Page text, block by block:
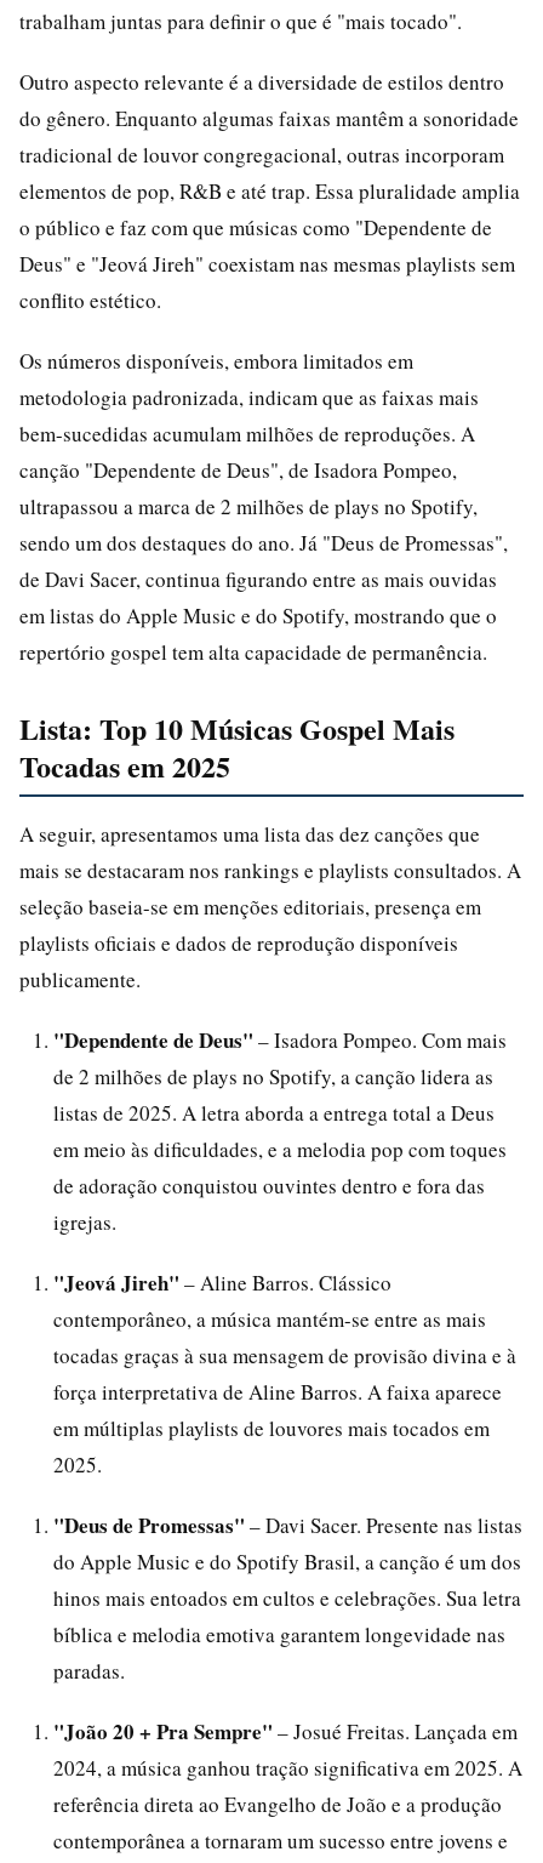
trabalham juntas para definir o que é "mais tocado".
Outro aspecto relevante é a diversidade de estilos dentro
do gênero. Enquanto algumas faixas mantêm a sonoridade
tradicional de louvor congregacional, outras incorporam
elementos de pop, R&B e até trap. Essa pluralidade amplia
o público e faz com que músicas como "Dependente de
Deus" e "Jeová Jireh" coexistam nas mesmas playlists sem
conflito estético.
Os números disponíveis, embora limitados em
metodologia padronizada, indicam que as faixas mais
bem-sucedidas acumulam milhões de reproduções. A
canção "Dependente de Deus", de Isadora Pompeo,
ultrapassou a marca de 2 milhões de plays no Spotify,
sendo um dos destaques do ano. Já "Deus de Promessas",
de Davi Sacer, continua figurando entre as mais ouvidas
em listas do Apple Music e do Spotify, mostrando que o
repertório gospel tem alta capacidade de permanência.
Lista: Top 10 Músicas Gospel Mais
Tocadas em 2025
A seguir, apresentamos uma lista das dez canções que
mais se destacaram nos rankings e playlists consultados. A
seleção baseia-se em menções editoriais, presença em
playlists oficiais e dados de reprodução disponíveis
publicamente.
"Dependente de Deus" – Isadora Pompeo. Com mais
de 2 milhões de plays no Spotify, a canção lidera as
listas de 2025. A letra aborda a entrega total a Deus
em meio às dificuldades, e a melodia pop com toques
de adoração conquistou ouvintes dentro e fora das
igrejas.
"Jeová Jireh" – Aline Barros. Clássico
contemporâneo, a música mantém-se entre as mais
tocadas graças à sua mensagem de provisão divina e à
força interpretativa de Aline Barros. A faixa aparece
em múltiplas playlists de louvores mais tocados em
2025.
"Deus de Promessas" – Davi Sacer. Presente nas listas
do Apple Music e do Spotify Brasil, a canção é um dos
hinos mais entoados em cultos e celebrações. Sua letra
bíblica e melodia emotiva garantem longevidade nas
paradas.
"João 20 + Pra Sempre" – Josué Freitas. Lançada em
2024, a música ganhou tração significativa em 2025. A
referência direta ao Evangelho de João e a produção
contemporânea a tornaram um sucesso entre jovens e